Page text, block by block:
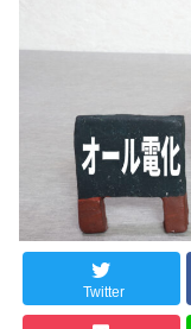
Twitter